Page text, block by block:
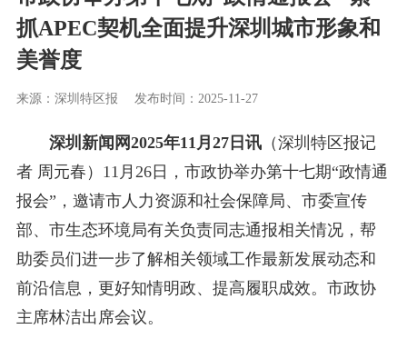
抓APEC契机全面提升深圳城市形象和
美誉度
来源：深圳特区报 发布时间：2025-11-27
深圳新闻网2025年11月27日讯（深圳特区报记
者 周元春）11月26日，市政协举办第十七期“政情通
报会”，邀请市人力资源和社会保障局、市委宣传
部、市生态环境局有关负责同志通报相关情况，帮
助委员们进一步了解相关领域工作最新发展动态和
前沿信息，更好知情明政、提高履职成效。市政协
主席林洁出席会议。